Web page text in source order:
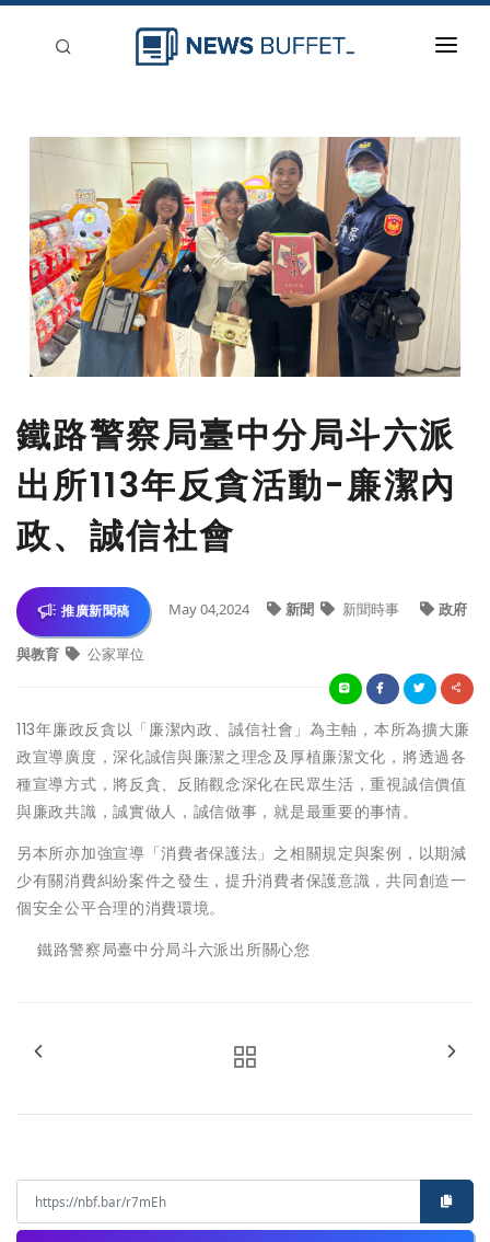
新聞稿分類
登入
刊登
鐵路警察局臺中分局斗六派
出所113年反貪活動-廉潔內
政、誠信社會
推廣新聞稿 May 04,2024 新聞 新聞時事 政府
與教育 公家單位
113年廉政反貪以「廉潔內政、誠信社會」為主軸，本所為擴大廉
政宣導廣度，深化誠信與廉潔之理念及厚植廉潔文化，將透過各
種宣導方式，將反貪、反賄觀念深化在民眾生活，重視誠信價值
與廉政共識，誠實做人，誠信做事，就是最重要的事情。
另本所亦加強宣導「消費者保護法」之相關規定與案例，以期減
少有關消費糾紛案件之發生，提升消費者保護意識，共同創造一
個安全公平合理的消費環境。
鐵路警察局臺中分局斗六派出所關心您